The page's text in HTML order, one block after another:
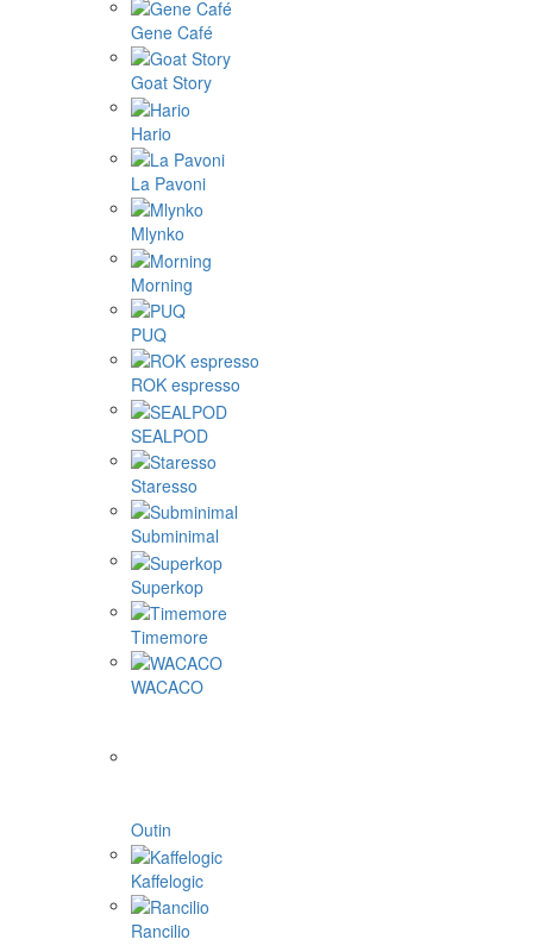
Gene Café
Goat Story
Hario
La Pavoni
Mlynko
Morning
PUQ
ROK espresso
SEALPOD
Staresso
Subminimal
Superkop
Timemore
WACACO
Outin
Kaffelogic
Rancilio